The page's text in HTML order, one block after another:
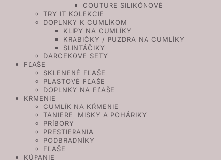
COUTURE SILIKÓNOVÉ
TRY IT KOLEKCIE
DOPLNKY K CUMLÍKOM
KLIPY NA CUMLÍKY
KRABIČKY / PUZDRA NA CUMLÍKY
SLINTÁČIKY
DARČEKOVÉ SETY
FĽAŠE
SKLENENÉ FĽAŠE
PLASTOVÉ FĽAŠE
DOPLNKY NA FĽAŠE
KŔMENIE
CUMLÍK NA KŔMENIE
TANIERE, MISKY A POHÁRIKY
PRÍBORY
PRESTIERANIA
PODBRADNÍKY
FĽAŠE
KÚPANIE